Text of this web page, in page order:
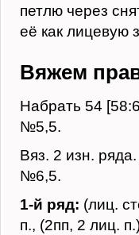
петлю через
её как лицевую
Вяжем
Набрать 54
№5,5.
Вяз. 2 изн.
№6,5.
1-й ряд: (лиц.
п., (2пп, 2 лиц.